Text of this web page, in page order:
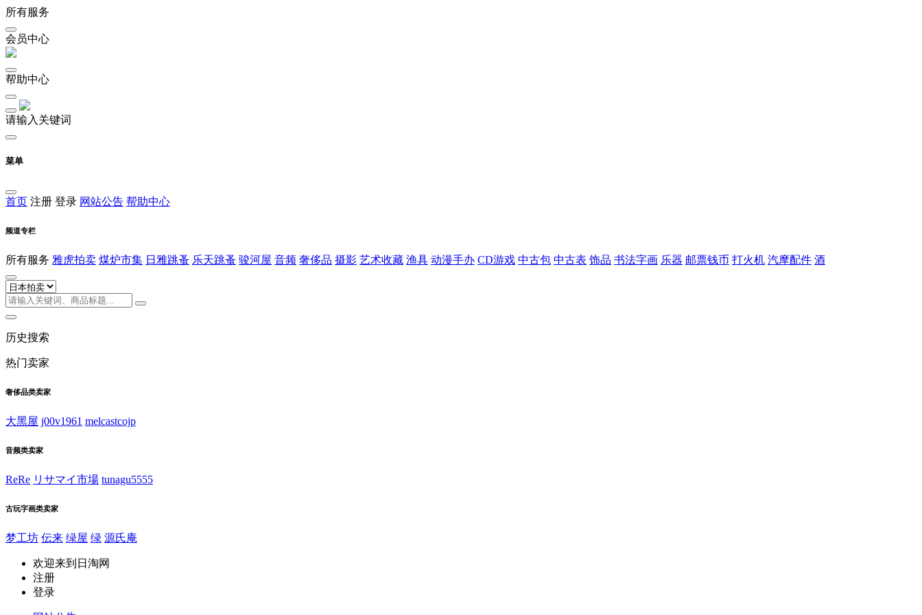
所有服务
会员中心
帮助中心
请输入关键词
菜单
首页 注册 登录 网站公告 帮助中心
频道专栏
所有服务 雅虎拍卖 煤炉市集 日雅跳蚤 乐天跳蚤 骏河屋 音频 奢侈品 摄影 艺术收藏 渔具 动漫手办 CD游戏 中古包 中古表 饰品 书法字画 乐器 邮票钱币 打火机 汽摩配件 酒
历史搜索
热门卖家
奢侈品类卖家
大黑屋 j00v1961 melcastcojp
音频类卖家
ReRe リサマイ市場 tunagu5555
古玩字画类卖家
梦工坊 伝来 绿屋 绿 源氏庵
欢迎来到日淘网
注册
登录